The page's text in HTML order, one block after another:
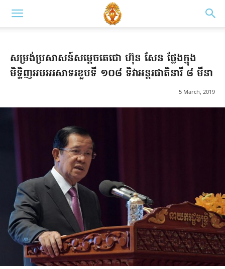
សម្រង់​ប្រសាសន៍​​​​សម្ដេច​​តេជោ ហ៊ុន សែន ថ្លែងក្នុង​​​​​
មិទ្ទិញអបអរសាទរខួបទី ១០៨ ទិវាអន្តរជាតិនារី ៨ មីនា
5 March, 2019